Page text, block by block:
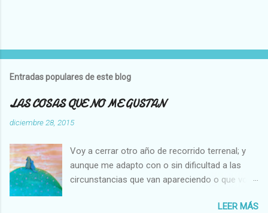
l
c
a
r
n
c
o
m
e
n
Entradas populares de este blog
LAS COSAS QUE NO ME GUSTAN
diciembre 28, 2015
Voy a cerrar otro año de recorrido terrenal; y
aunque me adapto con o sin dificultad a las
circunstancias que van apareciendo o que voy
es decir que para mi son inamovibles, y os voy
LEER MÁS